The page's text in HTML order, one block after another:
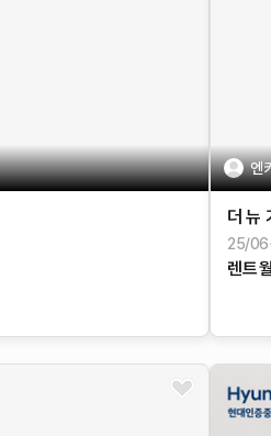
엔
더 뉴
25/06
렌트월